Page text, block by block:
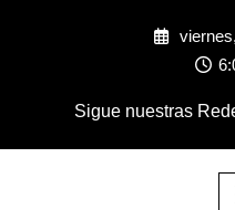
Sigue nuestras